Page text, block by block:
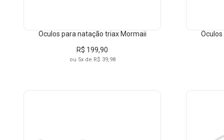
Óculos para natação triax Mormaii
R$ 199,90
ou 5x de R$ 39,98